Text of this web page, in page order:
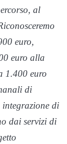
al
euro,
euro alla
1.400 euro
di
di
dai servizi di